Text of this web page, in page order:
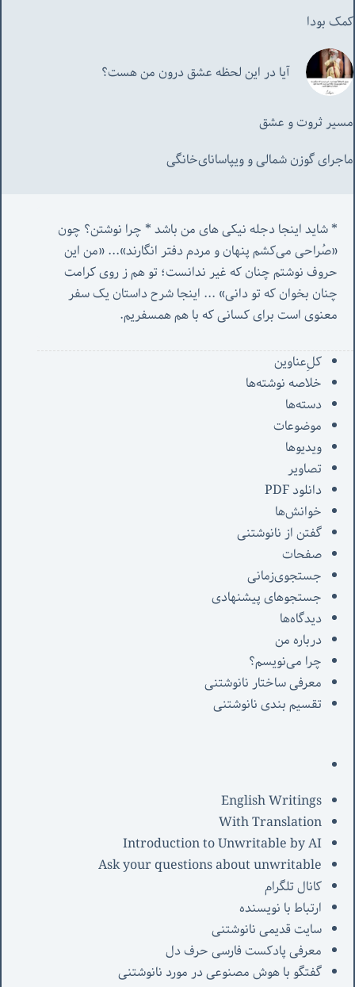
کمک بودا
آیا در این لحظه عشق درون من هست؟
مسیر ثروت و عشق
ماجرای گوزن شمالی و‌ ویپاسانای‌خانگی
«صُراحی می‌کشم پنهان‌ و مردم‌ دفتر انگارند»... «
چنان بخوان که تو دانی» ...
معنوی است برای کسانی که با هم همسفریم.
کل‌ِعناوین
خلاصه نوشته‌ها
دسته‌ها
موضوعات
ویدیوها
تصاویر
دانلود PDF
خوانش‌ها
گفتن از نانوشتنی
صفحات
جستجوی‌زمانی
جستجوهای پیشنهادی
دیدگاه‌ها
درباره من
چرا می‌نویسم؟
معرفی‌ ساختار نانوشتنی
تقسیم بندی نانوشتنی
English Writings
With Translation
Introduction to Unwritable by AI
Ask your questions about unwritable
کانال تلگرام
ارتباط با نویسنده
سایت قدیمی نانوشتنی
معرفی پادکست فارسی حرف دل
گفتگو با هوش مصنوعی در مورد نانوشتنی